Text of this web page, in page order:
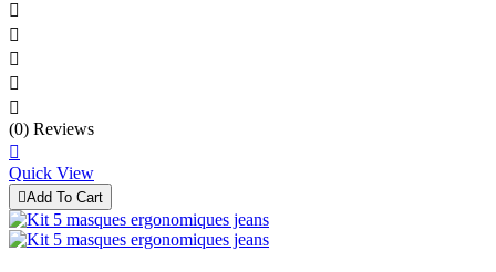





(0) Reviews

Quick View
Add To Cart